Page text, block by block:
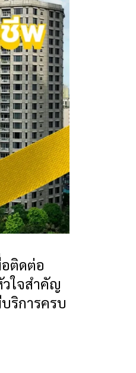
ติดต่อ
ใจสำคัญ
ริการครบ